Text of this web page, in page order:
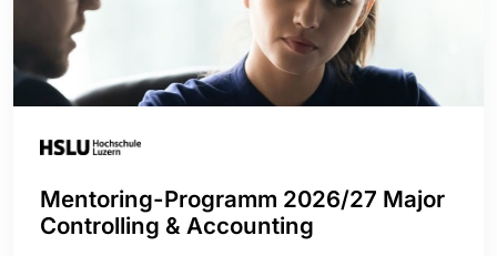
Mentoring-Programm 2026/27 Major
Controlling & Accounting